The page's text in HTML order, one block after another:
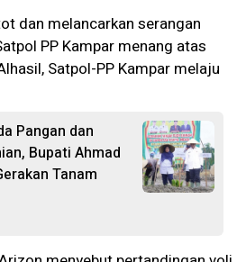
dan melancarkan serangan
PP Kampar menang atas
Satpol-PP Kampar melaju
Pangan dan
Bupati Ahmad
Tanam